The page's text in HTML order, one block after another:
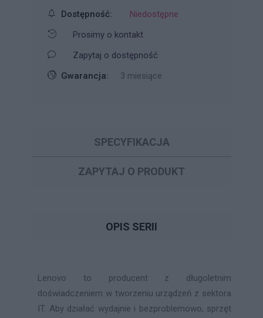
Dostępność:
Niedostępne
Prosimy o kontakt
Zapytaj o dostępność
Gwarancja:
3 miesiące
SPECYFIKACJA
ZAPYTAJ O PRODUKT
OPIS SERII
Lenovo to producent z długoletnim
doświadczeniem w tworzeniu urządzeń z sektora
IT. Aby działać wydajnie i bezproblemowo, sprzęt